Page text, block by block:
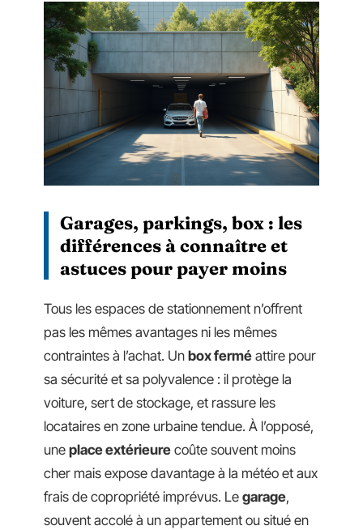
Garages, parkings, box : les
différences à connaître et
astuces pour payer moins
Tous les espaces de stationnement n’offrent
pas les mêmes avantages ni les mêmes
contraintes à l’achat. Un box fermé attire pour
sa sécurité et sa polyvalence : il protège la
voiture, sert de stockage, et rassure les
locataires en zone urbaine tendue. À l’opposé,
une place extérieure coûte souvent moins
cher mais expose davantage à la météo et aux
frais de copropriété imprévus. Le garage,
souvent accolé à un appartement ou situé en